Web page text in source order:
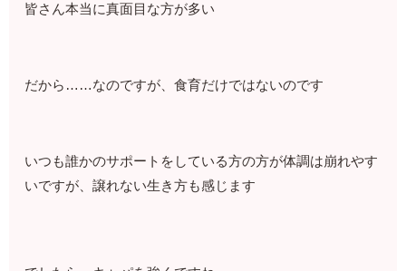
皆さん本当に真面目な方が多い
だから……なのですが、食育だけではないのです
いつも誰かのサポートをしている方の方が体調は崩れやす
いですが、譲れない生き方も感じます